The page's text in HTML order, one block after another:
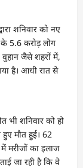
शनिवार को नए
5.6 करोड़ लोग
जैसे शहरों में,
है। आधी रात से
भी शनिवार को हो
मौत हुई। 62
मरीजों का इलाज
जा रही है कि वे